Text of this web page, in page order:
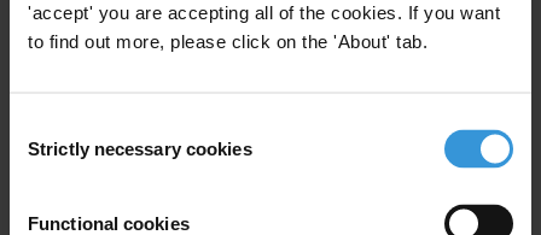
'accept' you are accepting all of the cookies. If you want
to find out more, please click on the 'About' tab.
Selection
Strictly necessary cookies
Functional cookies
Le test d’intégrité sous couverture consiste à simuler
un événement qui place un employé, à son insu, dans
été utilisé comme mesure d’intégrité par les
administrations des douanes et la fonction publique